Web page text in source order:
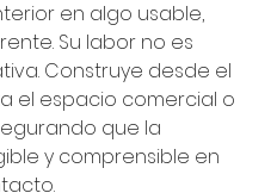
en algo usable,
Su labor no es
Construye desde el
el espacio comercial o
que la
y comprensible en